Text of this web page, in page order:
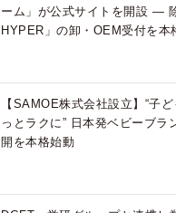
ーム」が公式サイトを開設 ―
HYPER」の卸・OEM受付を本
【SAMOE株式会社設立】“子
っとラクに” 日本発ベビーブラ
開を本格始動